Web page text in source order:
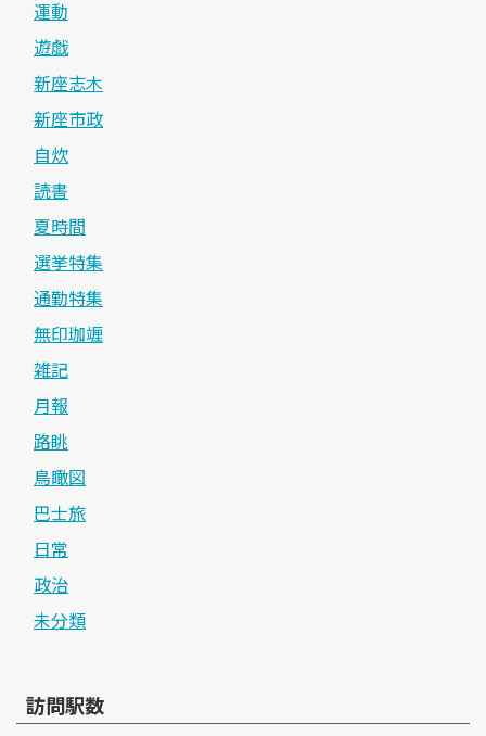
運動
遊戯
新座志木
新座市政
自炊
読書
夏時間
選挙特集
通勤特集
無印珈竰
雑記
月報
路眺
鳥瞰図
巴士旅
日常
政治
未分類
訪問駅数